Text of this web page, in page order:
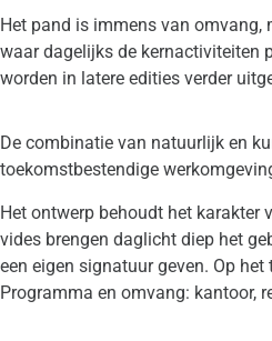
Het pand is immens van omvang,
waar dagelijks de kernactiviteiten
worden in latere edities verder
De combinatie van natuurlijk en
toekomstbestendige
Het ontwerp behoudt het karakter
vides brengen daglicht diep het
een eigen signatuur geven. Op
Programma en omvang: kantoor,